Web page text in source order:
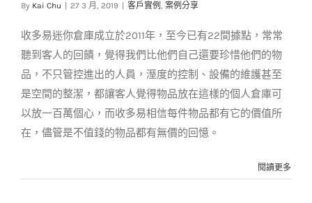
客戶實例 案例分享
By Kai Chu 27 3 月, 2019 客戶實例 , 案例分享
收多易迷你倉庫成立於2011年，至今已有22間據點，常常
聽到客人的回饋，覺得我們比他們自己還要珍惜他們的物
品，不只管控進出的人員，溼度的控制、設備的維護甚至
是空間的整潔，都讓客人覺得物品放在這樣的個人倉庫可
以放一百萬個心，而收多易相信每件物品都有它的價值所
在，儘管是不值錢的物品都有無價的回憶。
閱讀更多